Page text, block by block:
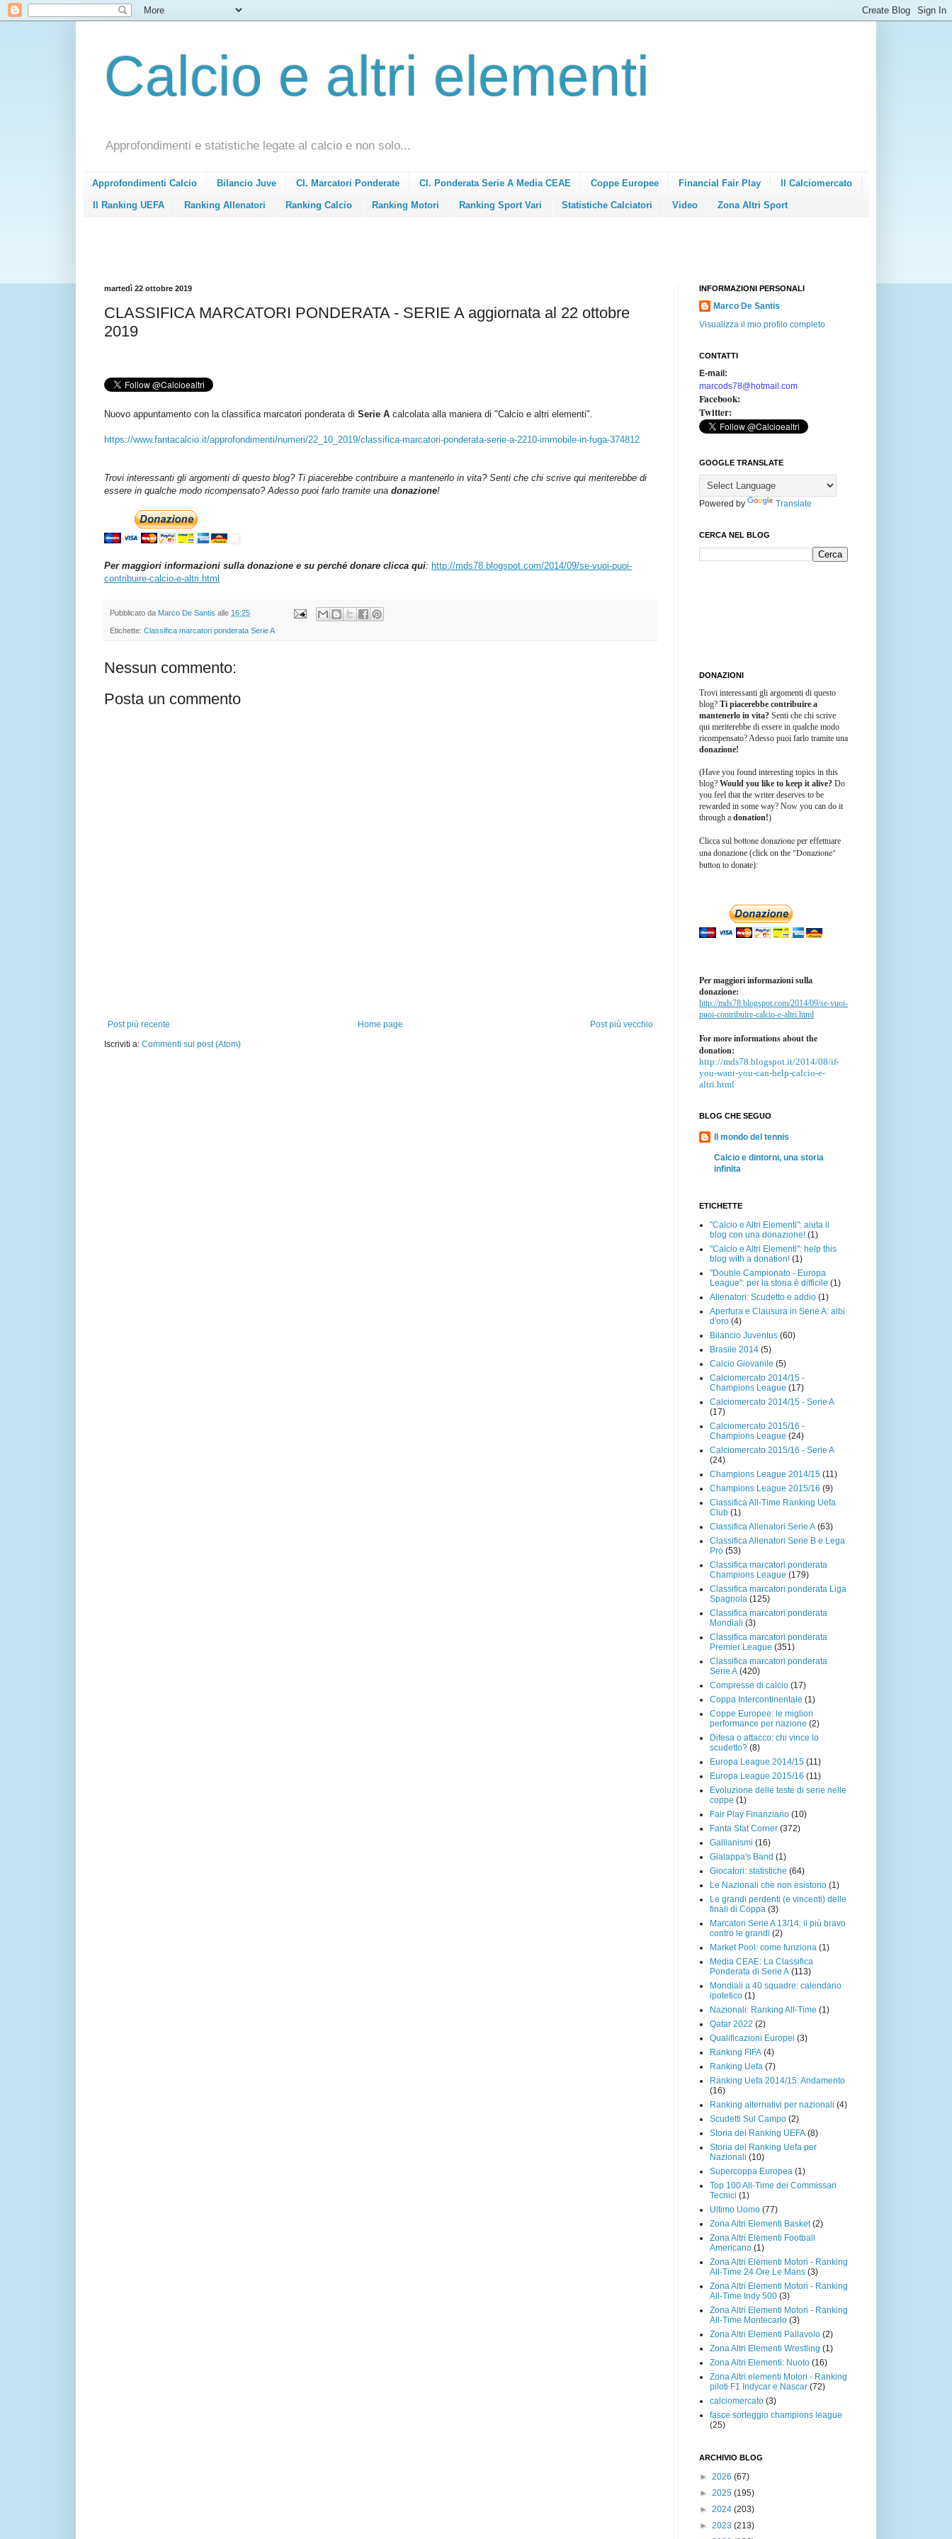
Calcio e altri elementi
Approfondimenti e statistiche legate al calcio e non solo...
Approfondimenti Calcio Bilancio Juve Cl. Marcatori Ponderate Cl. Ponderata Serie A Media CEAE Coppe Europee Financial Fair Play Il Calciomercato
Il Ranking UEFA Ranking Allenatori Ranking Calcio Ranking Motori Ranking Sport Vari Statistiche Calciatori Video Zona Altri Sport
martedì 22 ottobre 2019
CLASSIFICA MARCATORI PONDERATA - SERIE A aggiornata al 22 ottobre
2019
Nuovo appuntamento con la classifica marcatori ponderata di Serie A calcolata alla maniera di "Calcio e altri elementi".
https://www.fantacalcio.it/approfondimenti/numeri/22_10_2019/classifica-marcatori-ponderata-serie-a-2210-immobile-in-fuga-374812
Trovi interessanti gli argomenti di questo blog? Ti piacerebbe contribuire a mantenerlo in vita? Senti che chi scrive qui meriterebbe di
essere in qualche modo ricompensato? Adesso puoi farlo tramite una donazione!
Per maggiori informazioni sulla donazione e su perché donare clicca qui: http://mds78.blogspot.com/2014/09/se-vuoi-puoi-
contribuire-calcio-e-altri.html
Pubblicato da Marco De Santis alle 16:25
Etichette: Classifica marcatori ponderata Serie A
Nessun commento:
Posta un commento
Post più recente Post più vecchio
Home page
Iscriviti a: Commenti sul post (Atom)
INFORMAZIONI PERSONALI
Marco De Santis
Visualizza il mio profilo completo
CONTATTI
E-mail:
marcods78@hotmail.com
Facebook:
Twitter:
GOOGLE TRANSLATE
Powered by Translate
CERCA NEL BLOG
DONAZIONI
Trovi interessanti gli argomenti di questo
blog? Ti piacerebbe contribuire a
mantenerlo in vita? Senti che chi scrive
qui meriterebbe di essere in qualche modo
ricompensato? Adesso puoi farlo tramite una
donazione!
(Have you found interesting topics in this
blog? Would you like to keep it alive? Do
you feel that the writer deserves to be
rewarded in some way? Now you can do it
through a donation!)
Clicca sul bottone donazione per effettuare
una donazione (click on the "Donazione"
button to donate):
Per maggiori informazioni sulla
donazione:
http://mds78.blogspot.com/2014/09/se-vuoi-
puoi-contribuire-calcio-e-altri.html
For more informations about the
donation:
http://mds78.blogspot.it/2014/08/if-
you-want-you-can-help-calcio-e-
altri.html
BLOG CHE SEGUO
Il mondo del tennis
Calcio e dintorni, una storia
infinita
ETICHETTE
"Calcio e Altri Elementi": aiuta il
blog con una donazione! (1)
"Calcio e Altri Elementi": help this
blog with a donation! (1)
"Double Campionato - Europa
League": per la storia è difficile (1)
Allenatori: Scudetto e addio (1)
Apertura e Clausura in Serie A: albi
d'oro (4)
Bilancio Juventus (60)
Brasile 2014 (5)
Calcio Giovanile (5)
Calciomercato 2014/15 -
Champions League (17)
Calciomercato 2014/15 - Serie A
(17)
Calciomercato 2015/16 -
Champions League (24)
Calciomercato 2015/16 - Serie A
(24)
Champions League 2014/15 (11)
Champions League 2015/16 (9)
Classifica All-Time Ranking Uefa
Club (1)
Classifica Allenatori Serie A (63)
Classifica Allenatori Serie B e Lega
Pro (53)
Classifica marcatori ponderata
Champions League (179)
Classifica marcatori ponderata Liga
Spagnola (125)
Classifica marcatori ponderata
Mondiali (3)
Classifica marcatori ponderata
Premier League (351)
Classifica marcatori ponderata
Serie A (420)
Compresse di calcio (17)
Coppa Intercontinentale (1)
Coppe Europee: le migliori
performance per nazione (2)
Difesa o attacco: chi vince lo
scudetto? (8)
Europa League 2014/15 (11)
Europa League 2015/16 (11)
Evoluzione delle teste di serie nelle
coppe (1)
Fair Play Finanziario (10)
Fanta Stat Corner (372)
Gallianismi (16)
Gialappa's Band (1)
Giocatori: statistiche (64)
Le Nazionali che non esistono (1)
Le grandi perdenti (e vincenti) delle
finali di Coppa (3)
Marcatori Serie A 13/14: il più bravo
contro le grandi (2)
Market Pool: come funziona (1)
Media CEAE: La Classifica
Ponderata di Serie A (113)
Mondiali a 40 squadre: calendario
ipotetico (1)
Nazionali: Ranking All-Time (1)
Qatar 2022 (2)
Qualificazioni Europei (3)
Ranking FIFA (4)
Ranking Uefa (7)
Ranking Uefa 2014/15: Andamento
(16)
Ranking alternativi per nazionali (4)
Scudetti Sul Campo (2)
Storia del Ranking UEFA (8)
Storia del Ranking Uefa per
Nazionali (10)
Supercoppa Europea (1)
Top 100 All-Time dei Commissari
Tecnici (1)
Ultimo Uomo (77)
Zona Altri Elementi Basket (2)
Zona Altri Elementi Football
Americano (1)
Zona Altri Elementi Motori - Ranking
All-Time 24 Ore Le Mans (3)
Zona Altri Elementi Motori - Ranking
All-Time Indy 500 (3)
Zona Altri Elementi Motori - Ranking
All-Time Montecarlo (3)
Zona Altri Elementi Pallavolo (2)
Zona Altri Elementi Wrestling (1)
Zona Altri Elementi: Nuoto (16)
Zona Altri elementi Motori - Ranking
piloti F1 Indycar e Nascar (72)
calciomercato (3)
fasce sorteggio champions league
(25)
ARCHIVIO BLOG
► 2026 (67)
► 2025 (195)
► 2024 (203)
► 2023 (213)